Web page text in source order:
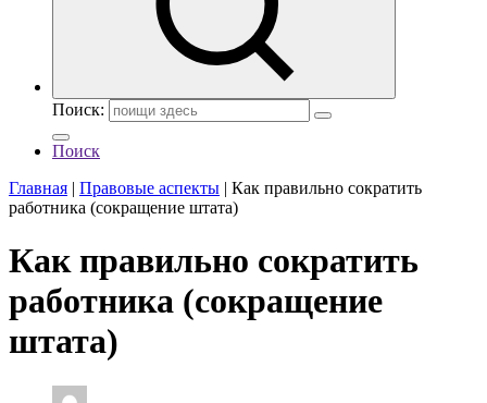
Поиск:
Поиск
Главная | Правовые аспекты | Как правильно сократить
работника (сокращение штата)
Как правильно сократить
работника (сокращение
штата)